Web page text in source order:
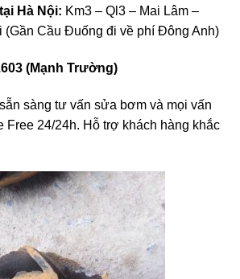
Hà Nội: Km3 – Ql3 – Mai Lâm –
(Gần Cầu Đuống đi về phí Đông Anh)
(Mạnh Trường)
sàng tư vấn sửa bơm và mọi vấn
Free 24/24h. Hỗ trợ khách hàng khắc